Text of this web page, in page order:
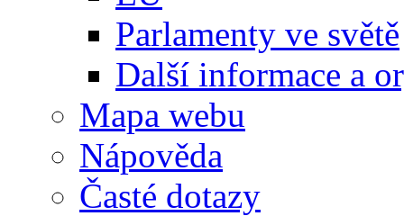
Parlamenty ve světě
Další informace a
Mapa webu
Nápověda
Časté dotazy